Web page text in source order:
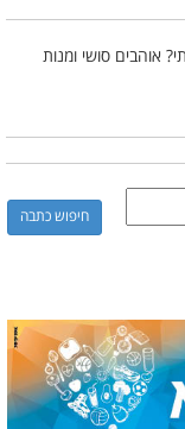
אוהבים סושי ומנות